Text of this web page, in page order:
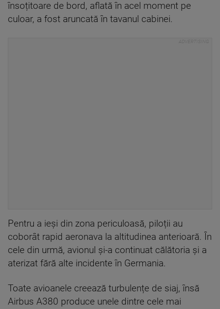
însoțitoare de bord, aflată în acel moment pe
culoar, a fost aruncată în tavanul cabinei.
Pentru a ieși din zona periculoasă, piloții au
coborât rapid aeronava la altitudinea anterioară. În
cele din urmă, avionul și-a continuat călătoria și a
aterizat fără alte incidente în Germania.
Toate avioanele creează turbulențe de siaj, însă
Airbus A380 produce unele dintre cele mai